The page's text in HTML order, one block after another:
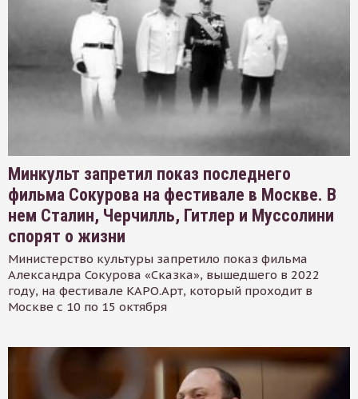
Минкульт запретил показ последнего
фильма Сокурова на фестивале в Москве. В
нем Сталин, Черчилль, Гитлер и Муссолини
спорят о жизни
Министерство культуры запретило показ фильма
Александра Сокурова «Сказка», вышедшего в 2022
году, на фестивале КАРО.Арт, который проходит в
Москве с 10 по 15 октября